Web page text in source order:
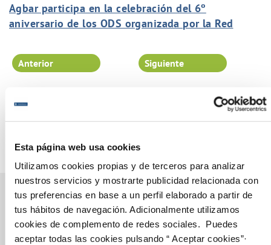
Esta página web usa cookies
Utilizamos cookies propias y de terceros para analizar
nuestros servicios y mostrarte publicidad relacionada con
tus preferencias en base a un perfil elaborado a partir de
tus hábitos de navegación. Adicionalmente utilizamos
cookies de complemento de redes sociales. Puedes
aceptar todas las cookies pulsando “ Aceptar cookies”·
Agbar participa en la celebración del 6º
aniversario de los ODS organizada por la Red
Página 42 de 102
Anterior Siguiente
Gestiones Online